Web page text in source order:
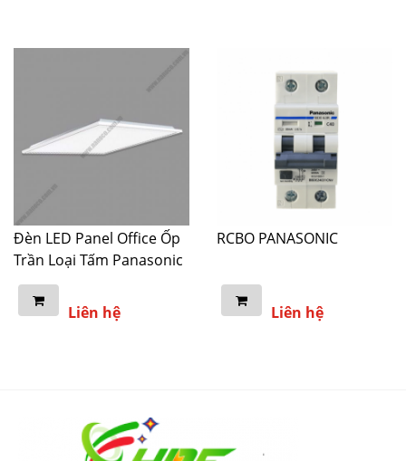
Đèn LED Panel Office Ốp
Trần Loại Tấm Panasonic
Liên hệ
RCBO PANASONIC
Liên hệ